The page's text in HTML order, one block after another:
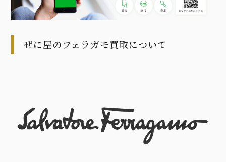
ぜに屋のフェラガモ買取について